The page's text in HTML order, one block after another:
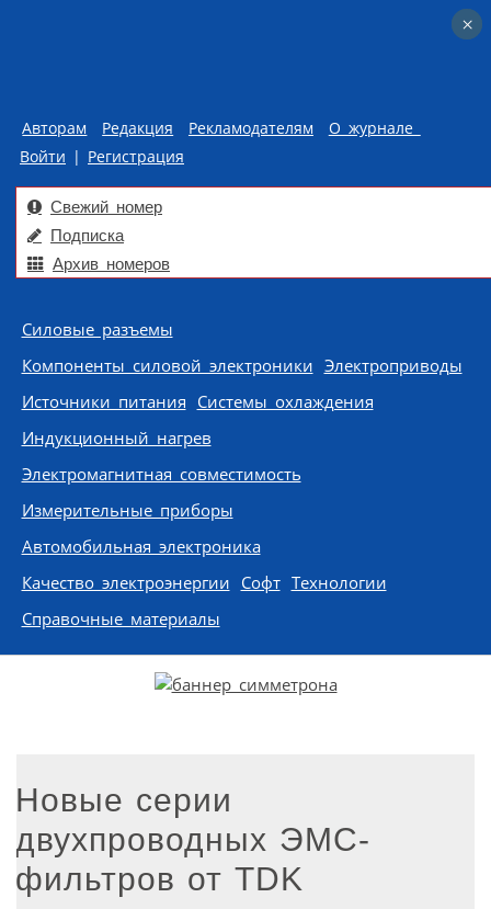
Авторам Редакция Рекламодателям
О журнале
Войти | Регистрация
Свежий номер
Подписка
Архив номеров
Skip to content
Силовые разъемы
Компоненты силовой электроники Электроприводы
Источники питания Системы охлаждения
Индукционный нагрев
Электромагнитная совместимость
Измерительные приборы
Автомобильная электроника
Качество электроэнергии Софт Технологии
Справочные материалы
Новые серии
двухпроводных ЭМС-
фильтров от TDK
×
×